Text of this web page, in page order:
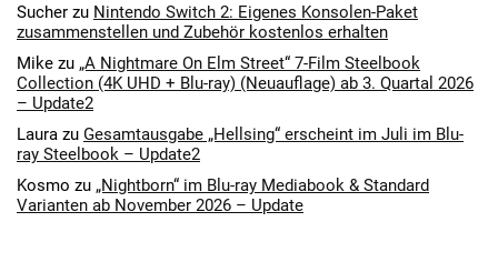
Sucher zu Nintendo Switch 2: Eigenes Konsolen-Paket
zusammenstellen und Zubehör kostenlos erhalten
Mike zu „A Nightmare On Elm Street“ 7-Film Steelbook
Collection (4K UHD + Blu-ray) (Neuauflage) ab 3. Quartal 2026
– Update2
Laura zu Gesamtausgabe „Hellsing“ erscheint im Juli im Blu-
ray Steelbook – Update2
Kosmo zu „Nightborn“ im Blu-ray Mediabook & Standard
Varianten ab November 2026 – Update